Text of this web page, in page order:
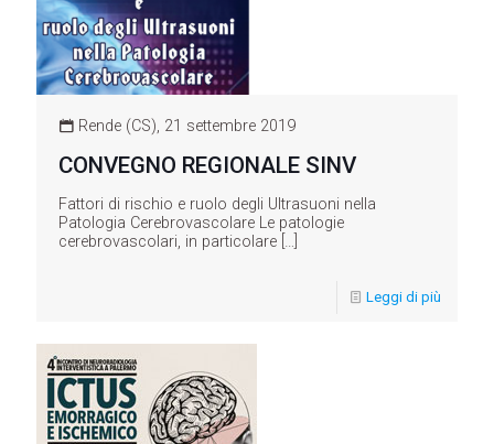
Rende (CS), 21 settembre 2019
CONVEGNO REGIONALE SINV
Fattori di rischio e ruolo degli Ultrasuoni nella
Patologia Cerebrovascolare Le patologie
cerebrovascolari, in particolare […]
Leggi di più